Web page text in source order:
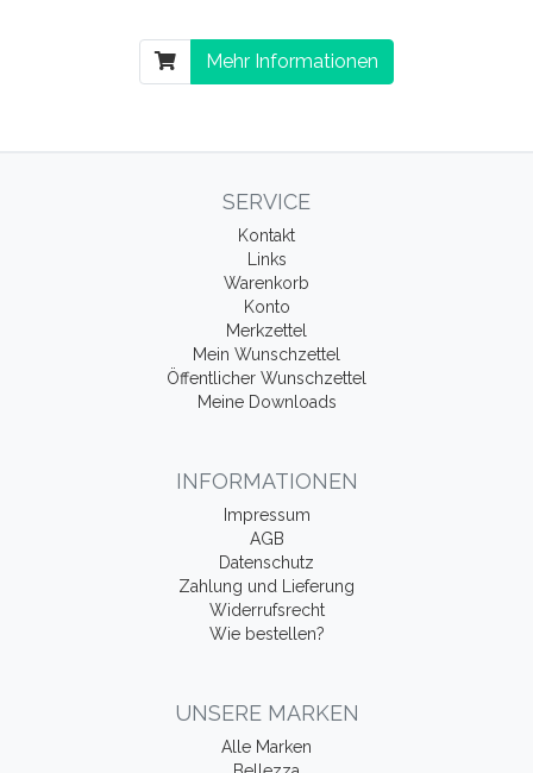
Mehr Informationen
SERVICE
Kontakt
Links
Warenkorb
Konto
Merkzettel
Mein Wunschzettel
Öffentlicher Wunschzettel
Meine Downloads
INFORMATIONEN
Impressum
AGB
Datenschutz
Zahlung und Lieferung
Widerrufsrecht
Wie bestellen?
UNSERE MARKEN
Alle Marken